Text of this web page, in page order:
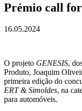
Prémio call
16.05.2024
O projeto GENESIS,
Produto, Joaquim
primeira edição do
ERT & Simoldes, na
para automóveis.